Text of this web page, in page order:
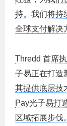
持。我们将持
全球支付解决
Thredd 首席
子易正在打造
其提供底层技
Pay光子易打
区域拓展步伐